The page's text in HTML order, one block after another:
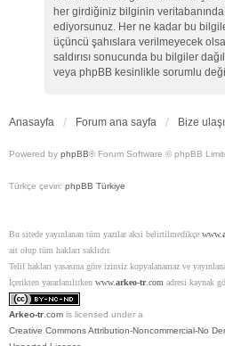
her girdiğiniz bilginin veritabanında
ediyorsunuz. Her ne kadar bu
üçüncü şahıslara verilmeyecek
saldırısı sonucunda bu bilgiler
veya phpBB kesinlikle sorumlu
Anasayfa Forum ana sayfa Bize
Powered by phpBB® Forum Software © phpBB
Türkçe çeviri: phpBB Türkiye
Bu sitede yayınlanan tüm yazılar aksi belirtilmedikçe www.
ait olup tüm hakları saklıdır.
Telif hakları yasasına göre izinsiz kopyalanamaz ve
İçerikten yararlanılırken www.arkeo-tr.com adresi kaynak
Arkeo-tr .com is licensed under a
Creative Commons Attribution-Noncommercial-No